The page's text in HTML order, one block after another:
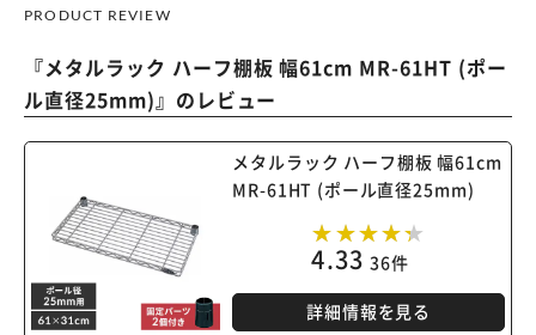
PRODUCT REVIEW
『メタルラック ハーフ棚板 幅61cm MR-61HT (ポー
ル直径25mm)』のレビュー
メタルラック ハーフ棚板 幅61cm
MR-61HT (ポール直径25mm)
4.33 36件
詳細情報を見る